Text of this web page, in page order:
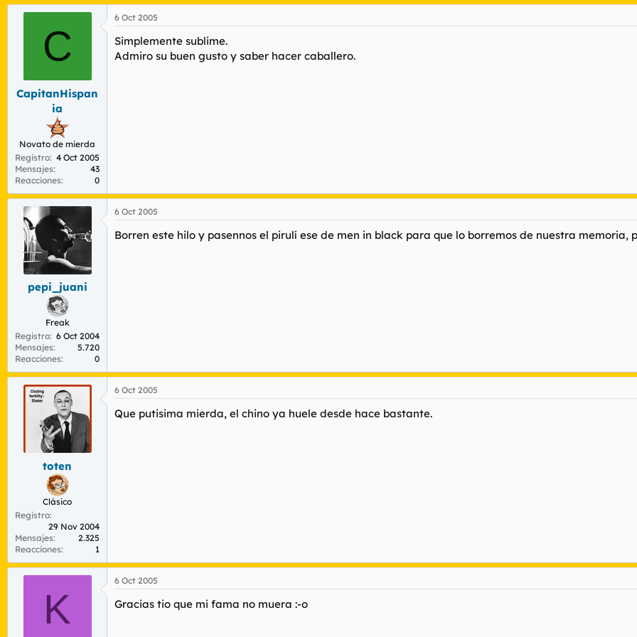
C
CapitanHispan
ia
Novato de mierda
Registro 4 Oct 2005
Mensajes
43
Reacciones
0
6 Oct 2005
Simplemente sublime.
Admiro su buen gusto y saber hacer caballero.
pepi_juani
Freak
Registro 6 Oct 2004
Mensajes
5.720
Reacciones
0
6 Oct 2005
Borren este hilo y pasennos el pirulí ese de men in black para que lo borremos de nuestra memoria,
toten
Clásico
Registro
29 Nov 2004
Mensajes
2.325
Reacciones
1
6 Oct 2005
Que putisima mierda, el chino ya huele desde hace bastante.
K
6 Oct 2005
Gracias tio que mi fama no muera :-o